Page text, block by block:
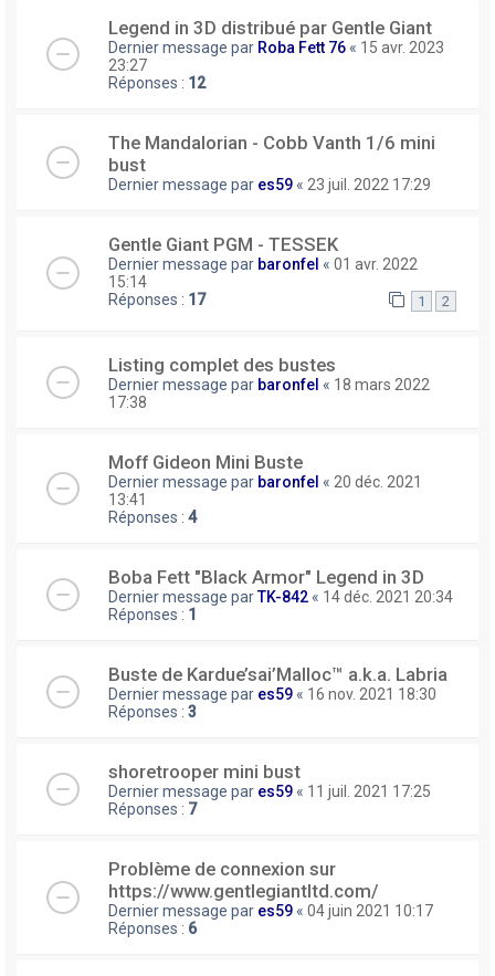
Legend in 3D distribué par Gentle Giant
Dernier message par Roba Fett 76 « 15 avr. 2023
23:27
Réponses : 12
The Mandalorian - Cobb Vanth 1/6 mini
bust
Dernier message par es59 « 23 juil. 2022 17:29
Gentle Giant PGM - TESSEK
Dernier message par baronfel « 01 avr. 2022
15:14
Réponses : 17 1 2
Listing complet des bustes
Dernier message par baronfel « 18 mars 2022
17:38
Moff Gideon Mini Buste
Dernier message par baronfel « 20 déc. 2021
13:41
Réponses : 4
Boba Fett "Black Armor" Legend in 3D
Dernier message parTK-842 « 14 déc. 2021 20:34
Réponses : 1
Buste de Kardue’sai’Malloc™ a.k.a. Labria
Dernier message par es59 « 16 nov. 2021 18:30
Réponses : 3
shoretrooper mini bust
Dernier message par es59 « 11 juil. 2021 17:25
Réponses : 7
Problème de connexion sur
https://www.gentlegiantltd.com/
Dernier message par es59 « 04 juin 2021 10:17
Réponses : 6